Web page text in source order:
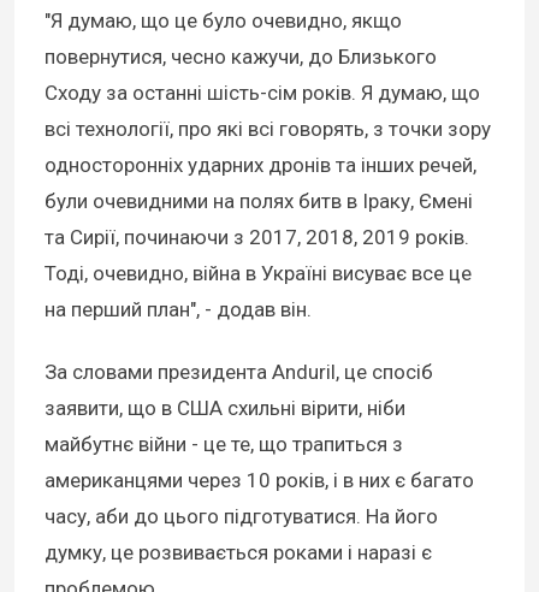
"Я думаю, що це було очевидно, якщо
повернутися, чесно кажучи, до Близького
Сходу за останні шість-сім років. Я думаю, що
всі технології, про які всі говорять, з точки зору
односторонніх ударних дронів та інших речей,
були очевидними на полях битв в Іраку, Ємені
та Сирії, починаючи з 2017, 2018, 2019 років.
Тоді, очевидно, війна в Україні висуває все це
на перший план", - додав він.
За словами президента Anduril, це спосіб
заявити, що в США схильні вірити, ніби
майбутнє війни - це те, що трапиться з
американцями через 10 років, і в них є багато
часу, аби до цього підготуватися. На його
думку, це розвивається роками і наразі є